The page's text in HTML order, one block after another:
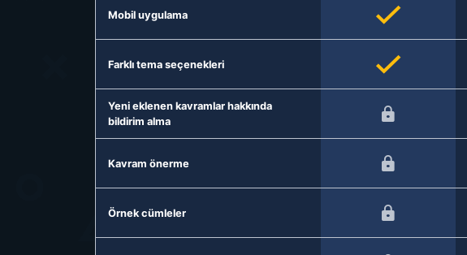
Mobil uygulama
Farklı tema seçenekleri
Yeni eklenen kavramlar hakkında
bildirim alma
Kavram önerme
Örnek cümleler